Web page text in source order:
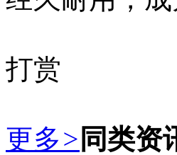
打赏
更多> 同类资